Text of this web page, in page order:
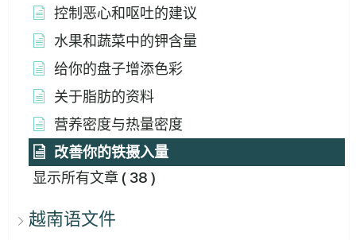
控制恶心和呕吐的建议
水果和蔬菜中的钾含量
给你的盘子增添色彩
关于脂肪的资料
营养密度与热量密度
改善你的铁摄入量
显示所有文章 ( 38 )
越南语文件